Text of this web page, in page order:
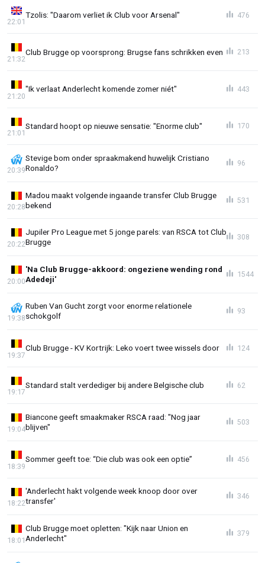
Tzolis: "Daarom verliet ik Club voor Arsenal"
22:01
476
Club Brugge op voorsprong: Brugse fans schrikken even
21:32
213
"Ik verlaat Anderlecht komende zomer niét"
21:20
443
Standard hoopt op nieuwe sensatie: "Enorme club"
21:01
170
Stevige bom onder spraakmakend huwelijk Cristiano
Ronaldo?
20:39
96
Madou maakt volgende ingaande transfer Club Brugge
bekend
20:28
531
Jupiler Pro League met 5 jonge parels: van RSCA tot Club
Brugge
20:22
308
'Na Club Brugge-akkoord: ongeziene wending rond
Adedeji'
20:00
1544
Ruben Van Gucht zorgt voor enorme relationele
schokgolf
19:38
93
Club Brugge - KV Kortrijk: Leko voert twee wissels door
19:37
124
Standard stalt verdediger bij andere Belgische club
19:17
62
Biancone geeft smaakmaker RSCA raad: "Nog jaar
blijven"
19:04
503
Sommer geeft toe: “Die club was ook een optie”
18:39
456
'Anderlecht hakt volgende week knoop door over
transfer'
18:22
346
Club Brugge moet opletten: "Kijk naar Union en
Anderlecht"
18:01
379